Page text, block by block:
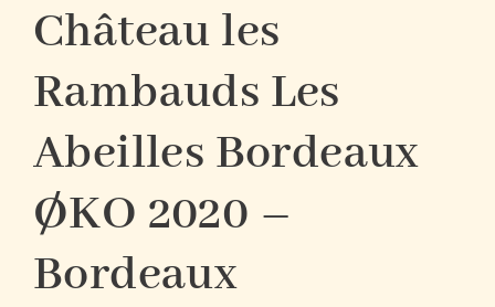
Château les
Rambauds Les
Abeilles Bordeaux
ØKO 2020 –
Bordeaux